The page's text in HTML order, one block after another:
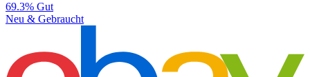
69.3% Gut
Neu & Gebraucht